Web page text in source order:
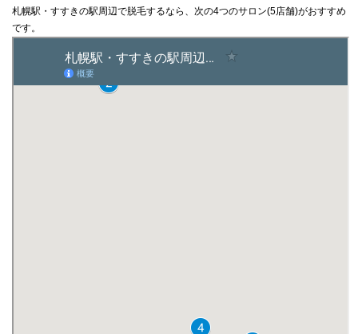
札幌駅・すすきの駅周辺で脱毛するなら、次の4つのサロン(5店舗)がおすすめ
です。